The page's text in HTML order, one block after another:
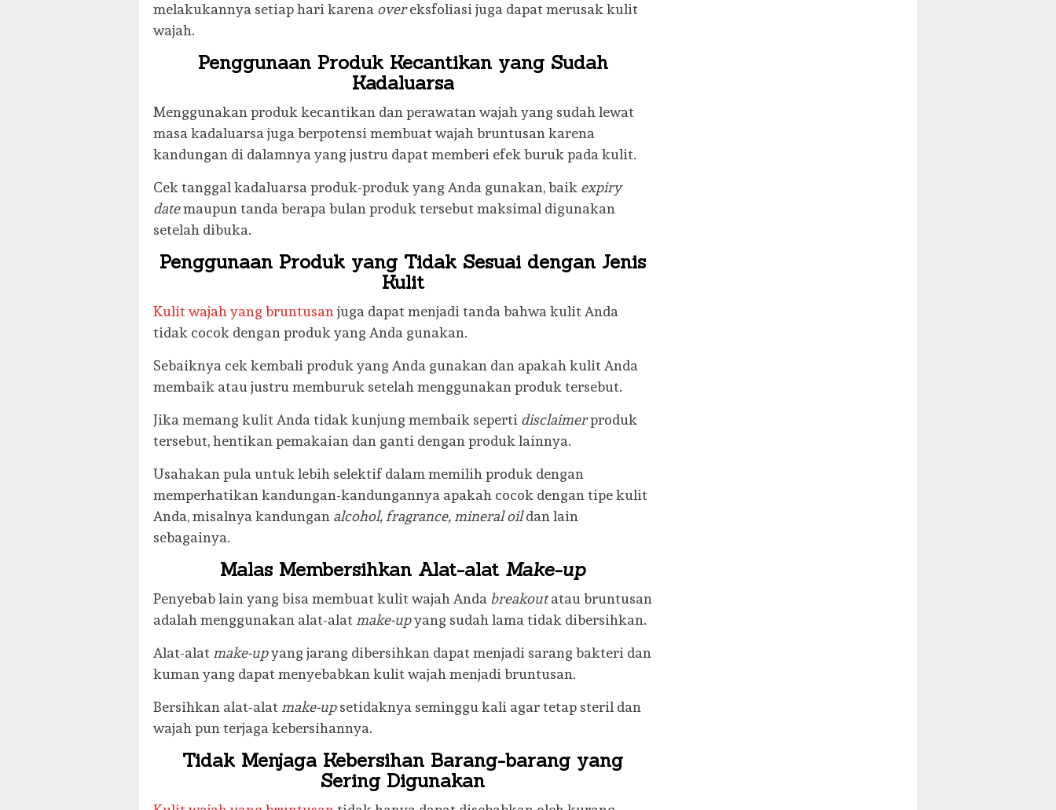
melakukannya setiap hari karena overeksfoliasi juga dapat merusak kulit
wajah.
Penggunaan Produk Kecantikan yang Sudah
Kadaluarsa
Menggunakan produk kecantikan dan perawatan wajah yang sudah lewat
masa kadaluarsa juga berpotensi membuat wajah bruntusan karena
kandungan di dalamnya yang justru dapat memberi efek buruk pada kulit.
Cek tanggal kadaluarsa produk-produk yang Anda gunakan, baik expiry
datemaupun tanda berapa bulan produk tersebut maksimal digunakan
setelah dibuka.
Penggunaan Produk yang Tidak Sesuai dengan Jenis
Kulit
Kulit wajah yang bruntusanjuga dapat menjadi tanda bahwa kulit Anda
tidak cocok dengan produk yang Anda gunakan.
Sebaiknya cek kembali produk yang Anda gunakan dan apakah kulit Anda
membaik atau justru memburuk setelah menggunakan produk tersebut.
Jika memang kulit Anda tidak kunjung membaik seperti disclaimerproduk
tersebut, hentikan pemakaian dan ganti dengan produk lainnya.
Usahakan pula untuk lebih selektif dalam memilih produk dengan
memperhatikan kandungan-kandungannya apakah cocok dengan tipe kulit
Anda, misalnya kandungan alcohol, fragrance, mineral oildan lain
sebagainya.
Malas Membersihkan Alat-alat Make-up
Penyebab lain yang bisa membuat kulit wajah Anda breakoutatau bruntusan
adalah menggunakan alat-alatmake-upyang sudah lama tidak dibersihkan.
Alat-alatmake-upyang jarang dibersihkan dapat menjadi sarang bakteri dan
kuman yang dapat menyebabkan kulit wajah menjadi bruntusan.
Bersihkan alat-alatmake-upsetidaknya seminggu kali agar tetap steril dan
wajah pun terjaga kebersihannya.
Tidak Menjaga Kebersihan Barang-barang yang
Sering Digunakan